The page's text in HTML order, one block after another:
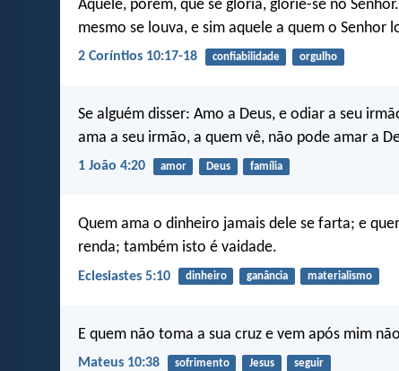
Aquele, porém, que se gloria, glorie-se no
mesmo se louva, e sim aquele a quem o Senhor
2 Coríntios 10:17-18 confiabilidade orgulho
Se alguém disser: Amo a Deus, e odiar a seu
ama a seu irmão, a quem vê, não pode amar a
1 João 4:20 amor Deus família
Quem ama o dinheiro jamais dele se farta; e
renda; também isto é vaidade.
Eclesiastes 5:10 dinheiro ganância materialismo
E quem não toma a sua cruz e vem após mim
Mateus 10:38 sofrimento Jesus seguir